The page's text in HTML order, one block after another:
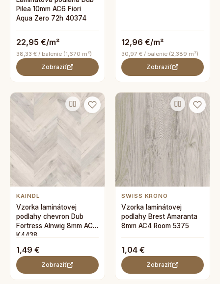
Pilea 10mm AC6 Fiori
Aqua Zero 72h 40374
22,95 €/m²
38,33 € / balenie (1,670 m²)
Zobraziť
12,96 €/m²
30,97 € / balenie (2,389 m²)
Zobraziť
KAINDL
Vzorka laminátovej
podlahy chevron Dub
Fortress Alnwig 8mm AC4
K4438
1,49 €
Zobraziť
SWISS KRONO
Vzorka laminátovej
podlahy Brest Amaranta
8mm AC4 Room 5375
1,04 €
Zobraziť